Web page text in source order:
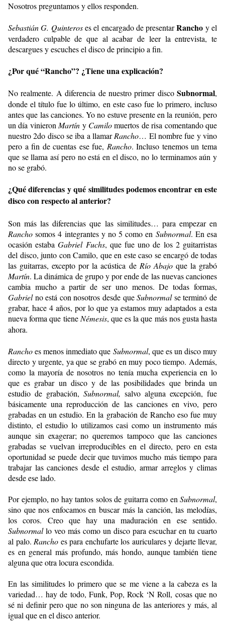
Nosotros preguntamos y ellos responden.
Sebastián G. Quinteroses el encargado de presentarRancho y el
verdadero culpable de que al acabar de leer la entrevista, te
descargues y escuches el disco de principio a fin.
¿Por qué “Rancho”? ¿Tiene una explicación?
No realmente. A diferencia de nuestro primer disco Subnormal,
donde el título fue lo último, en este caso fue lo primero, incluso
antes que las canciones. Yo no estuve presente en la reunión, pero
un día vinieronMartín y Camilomuertos de risa comentando que
nuestro 2do disco se iba a llamarRancho… El nombre fue y vino
pero a fin de cuentas ese fue, Rancho. Incluso tenemos un tema
que se llama así pero no está en el disco, no lo terminamos aún y
no se grabó.
¿Qué diferencias y qué similitudes podemos encontrar en este
disco con respecto al anterior?
Son más las diferencias que las similitudes… para empezar en
Rancho somos 4 integrantes y no 5 como en Subnormal. En esa
ocasión estabaGabriel Fuchs, que fue uno de los 2 guitarristas
del disco, junto con Camilo, que en este caso se encargó de todas
las guitarras, excepto por la acústica de Río Abajoque la grabó
Martín. La dinámica de grupo y por ende de las nuevas canciones
cambia mucho a partir de ser uno menos. De todas formas,
Gabrielno está con nosotros desde queSubnormalse terminó de
grabar, hace 4 años, por lo que ya estamos muy adaptados a esta
nueva forma que tieneNémesis, que es la que más nos gusta hasta
ahora.
Ranchoes menos inmediato que Subnormal, que es un disco muy
directo y urgente, ya que se grabó en muy poco tiempo. Además,
como la mayoría de nosotros no tenía mucha experiencia en lo
que es grabar un disco y de las posibilidades que brinda un
estudio de grabación, Subnormal, salvo alguna excepción, fue
básicamente una reproducción de las canciones en vivo, pero
grabadas en un estudio. En la grabación de Rancho eso fue muy
distinto, el estudio lo utilizamos casi como un instrumento más
aunque sin exagerar; no queremos tampoco que las canciones
grabadas se vuelvan irreproducibles en el directo, pero en esta
oportunidad se puede decir que tuvimos mucho más tiempo para
trabajar las canciones desde el estudio, armar arreglos y climas
desde ese lado.
Por ejemplo, no hay tantos solos de guitarra como enSubnormal,
sino que nos enfocamos en buscar más la canción, las melodías,
los coros. Creo que hay una maduración en ese sentido.
Subnormallo veo más como un disco para escuchar en tu cuarto
al palo. Rancho es para enchufarte los auriculares y dejarte llevar,
es en general más profundo, más hondo, aunque también tiene
alguna que otra locura escondida.
En las similitudes lo primero que se me viene a la cabeza es la
variedad… hay de todo, Funk, Pop, Rock ‘N Roll, cosas que no
sé ni definir pero que no son ninguna de las anteriores y más, al
igual que en el disco anterior.